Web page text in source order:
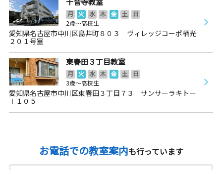
月 火 水 木 金 土
日
2歳～高校生
愛知県名古屋市中川区島井町８０３ ヴィレッジコーポ桶光
２０１号室
東春田３丁目教室
月 火 水 木 金 土
日
3歳～高校生
愛知県名古屋市中川区東春田３丁目７３ サンサーラキトー
Ⅰ１０５
お電話での教室案内も行っています